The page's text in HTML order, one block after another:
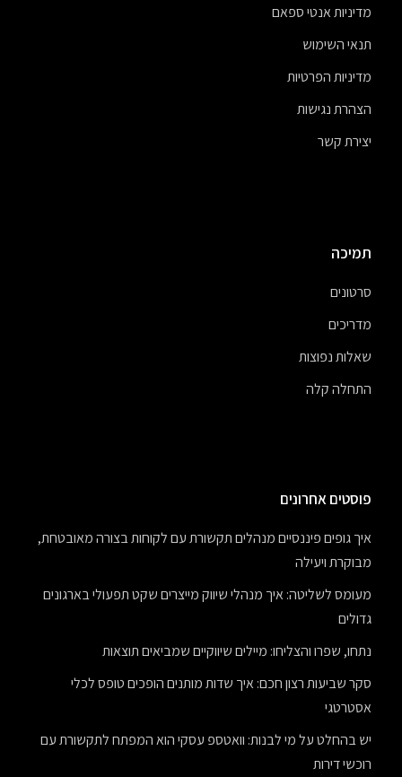
מדיניות אנטי ספאם
תנאי השימוש
מדיניות הפרטיות
הצהרת נגישות
יצירת קשר
תמיכה
סרטונים
מדריכים
שאלות נפוצות
התחלה קלה
פוסטים אחרונים
איך גופים פיננסיים מנהלים תקשורת עם לקוחות בצורה מאובטחת,
מבוקרת ויעילה
מעומס לשליטה: איך מנהלי שיווק מייצרים שקט תפעולי בארגונים
גדולים
נתחו, שפרו והצליחו: מיילים שיווקיים שמביאים תוצאות
סקר שביעות רצון חכם: איך שדות מותנים הופכים טופס לכלי
אסטרטגי
יש בהחלט על מי לבנות: וואטספ עסקי הוא המפתח לתקשורת עם
רוכשי דירות